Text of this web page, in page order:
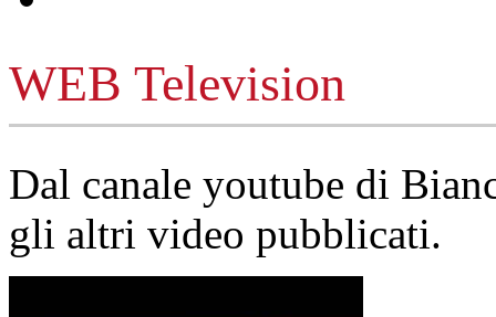
WEB Television
Dal canale youtube di
gli altri video pubblicati.